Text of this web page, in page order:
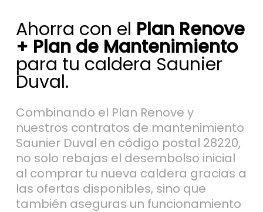
+ Plan de Mantenimiento
para tu caldera Saunier
Duval.
Combinando el Plan Renove y
nuestros contratos de mantenimiento
Saunier Duval en código postal 28220,
no solo rebajas el desembolso inicial
al comprar tu nueva caldera gracias a
las ofertas disponibles, sino que
también aseguras un funcionamiento
eficiente desde el primer día, evitando